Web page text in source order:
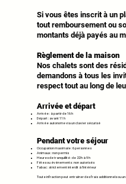
Si vous êtes inscrit à un
tout remboursement ou
montants déjà payés au
Règlement de la maison
Nos chalets sont des
demandons à tous les
respect tout au long de
Arrivée et départ
Arrivée : à partir de 16 h
Départ : avant 11 h
Arrivée autonome via un clavier sécurisé
Pendant votre séjour
Occupation maximale : 6 personnes
Animaux : non permis
Heures de tranquillité : de 22 h à 9 h
Fêtes ou événements : non autorisés
Tabac : strictement interdit à l’intérieur
Toute infraction peut entraîner des frais additionnels ou